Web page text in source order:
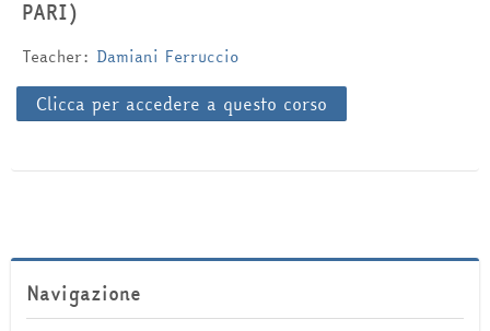
PARI)
Teacher: Damiani Ferruccio
Clicca per accedere a questo corso
Navigazione